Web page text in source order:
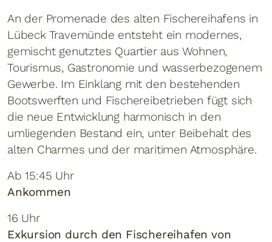
An der Promenade des alten Fischereihafens in
Lübeck Travemünde entsteht ein modernes,
gemischt genutztes Quartier aus Wohnen,
Tourismus, Gastronomie und wasserbezogenem
Gewerbe. Im Einklang mit den bestehenden
Bootswerften und Fischereibetrieben fügt sich
die neue Entwicklung harmonisch in den
umliegenden Bestand ein, unter Beibehalt des
alten Charmes und der maritimen Atmosphäre.
Ab 15:45 Uhr
Ankommen
16 Uhr
Exkursion durch den Fischereihafen von